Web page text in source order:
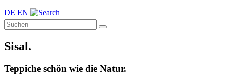
DE EN
Sisal.
Teppiche schön wie die Natur.